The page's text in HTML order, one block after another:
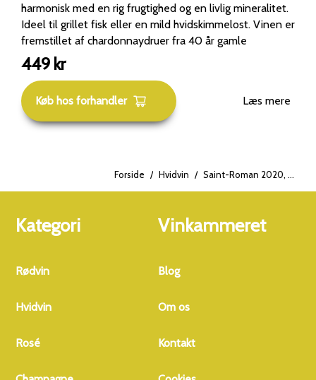
harmonisk med en rig frugtighed og en livlig mineralitet.
Ideel til grillet fisk eller en mild hvidskimmelost. Vinen er
fremstillet af chardonnaydruer fra 40 år gamle
vinstokke, der vokser i kalkrig jord i Saint-Romain. Den
har modnet i 7 måneder på egetræsfade, hvoraf 15% er
nye.
449 kr
Køb hos forhandler Læs mere
Forside / Hvidvin / Saint-Roman 2020, Bourgogne
Kategori
Rødvin
Hvidvin
Rosé
Vinkammeret
Blog
Om os
Kontakt